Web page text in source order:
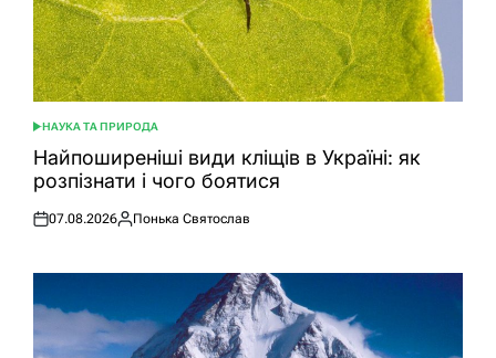
ОПУБЛІКУВАТИ
У
НАУКА ТА ПРИРОДА
Найпоширеніші види кліщів в Україні: як
розпізнати і чого боятися
Оприлюднено
07.08.2026
Опубліковано
Понька Святослав